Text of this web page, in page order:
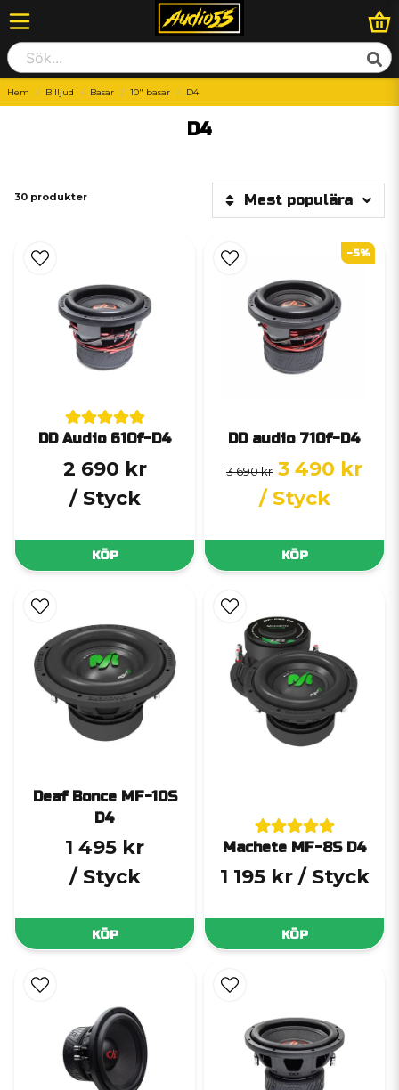
Hem Billjud Basar 10" basar D4
D4
30 produkter Mest populära
DD Audio 610f-D4
2 690 kr
/ Styck
KÖP
DD audio 710f-D4
3 690 kr 3 490 kr
/ Styck
KÖP
-5%
Deaf Bonce MF-10S
D4
1 495 kr
/ Styck
KÖP
Machete MF-8S D4
1 195 kr / Styck
KÖP